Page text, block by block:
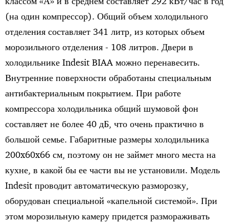
(на один компрессор). Общий объем холодильного
отделения составляет 341 литр, из которых объем
морозильного отделения - 108 литров. Двери в
холодильнике Indesit BIAA можно перенавесить.
Внутренние поверхности обработаны специальным
антибактериальным покрытием. При работе
компрессора холодильника общий шумовой фон
составляет не более 40 дБ, что очень практично в
большой семье. Габаритные размеры холодильника
200x60x66 см, поэтому он не займет много места на
кухне, в какой бы ее части вы не установили. Модель
Indesit проводит автоматическую разморозку,
оборудован специальной «капельной системой». При
этом морозильную камеру придется размораживать